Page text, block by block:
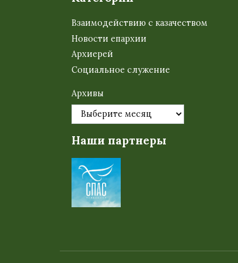
Взаимодействию с казачеством
Новости епархии
Архиерей
Социальное служение
Архивы
Наши партнеры